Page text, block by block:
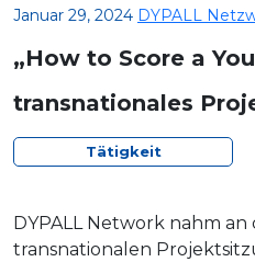
Januar 29, 2024 DYPALL
„How to Score a
transnationales
Tätigkeit
DYPALL Network nahm
transnationalen